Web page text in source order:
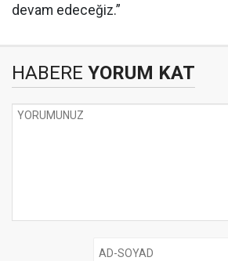
devam edeceğiz.”
HABERE YORUM KAT